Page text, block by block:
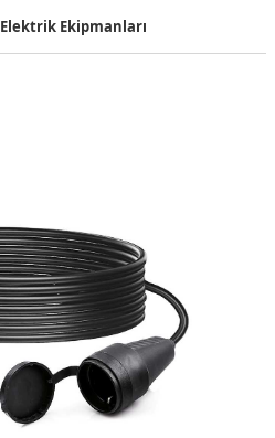
Elektrik Ekipmanları